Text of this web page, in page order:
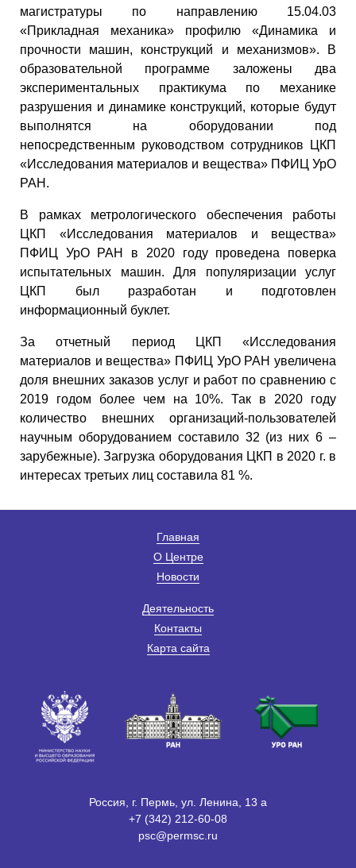
магистратуры по направлению 15.04.03
«Прикладная механика» профилю «Динамика и
прочности машин, конструкций и механизмов». В
образовательной программе заложены два
экспериментальных практикума по механике
разрушения и динамике конструкций, которые будут
выполнятся на оборудовании под
непосредственным руководством сотрудников ЦКП
«Исследования материалов и вещества» ПФИЦ УрО
РАН.
В рамках метрологического обеспечения работы
ЦКП «Исследования материалов и вещества»
ПФИЦ УрО РАН в 2020 году проведена поверка
испытательных машин. Для популяризации услуг
ЦКП был разработан и подготовлен
информационный буклет.
За отчетный период ЦКП «Исследования
материалов и вещества» ПФИЦ УрО РАН увеличена
доля внешних заказов услуг и работ по сравнению с
2019 годом более чем на 10%. Так в 2020 году
количество внешних организаций-пользователей
научным оборудованием составило 32 (из них 6 –
зарубежные). Загрузка оборудования ЦКП в 2020 г. в
интересах третьих лиц составила 81 %.
Главная
О Центре
Новости
Деятельность
Контакты
Карта сайта
Россия, г. Пермь, ул. Ленина, 13 а
+7 (342) 212-60-08
psc@permsc.ru